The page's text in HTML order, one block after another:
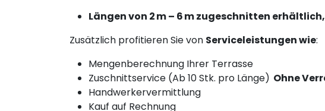
Längen von 2 m – 6 m zugeschnitten
Zusätzlich profitieren Sie von Serviceleistungen wie:
Mengenberechnung Ihrer Terrasse
Zuschnittservice (Ab 10 Stk. pro Länge) Ohne
Handwerkervermittlung
Kauf auf Rechnung